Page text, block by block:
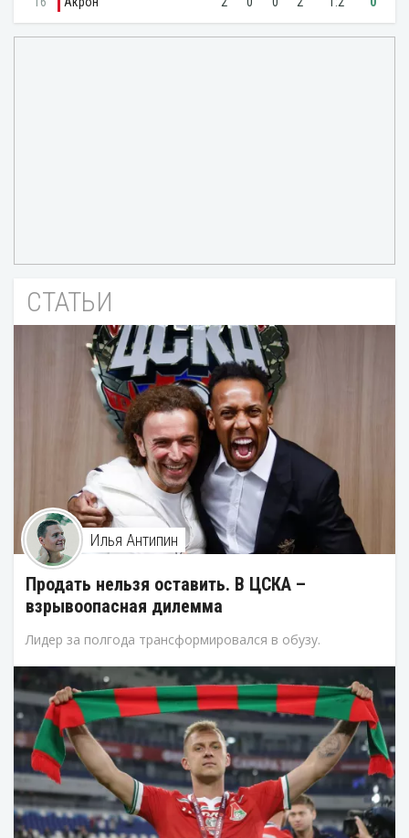
СТАТЬИ
Илья Антипин
Продать нельзя оставить. В ЦСКА –
взрывоопасная дилемма
Лидер за полгода трансформировался в обузу.